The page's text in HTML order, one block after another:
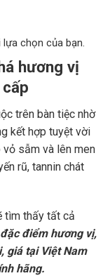
chọn của bạn.
hương vị
trên bàn tiệc nhờ
kết hợp tuyệt vời
sẫm và lên men
rũ, tannin chát
tìm thấy tất cả
điểm hương vị,
giá tại Việt Nam
hãng.